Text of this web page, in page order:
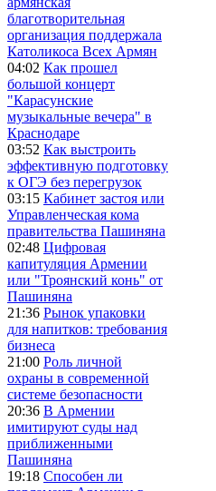
благотворительная
организация поддержала
Католикоса Всех Армян
04:02 Как прошел
большой концерт
"Карасунские
музыкальные вечера" в
Краснодаре
03:52 Как выстроить
эффективную подготовку
к ОГЭ без перегрузок
03:15 Кабинет застоя или
Управленческая кома
правительства Пашиняна
02:48 Цифровая
капитуляция Армении
или "Троянский конь" от
Пашиняна
21:36 Рынок упаковки
для напитков: требования
бизнеса
21:00 Роль личной
охраны в современной
системе безопасности
20:36 В Армении
имитируют суды над
приближенными
Пашиняна
19:18 Способен ли